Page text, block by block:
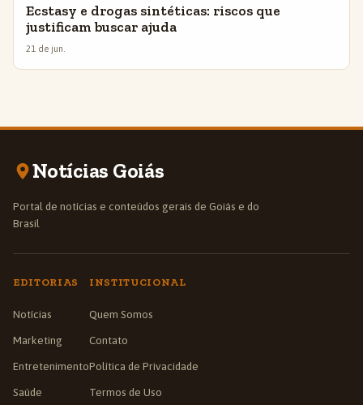
Ecstasy e drogas sintéticas: riscos que
justificam buscar ajuda
21 de jun.
Notícias Goiás
Portal de notícias e conteúdos gerais de Goiás e do
Brasil
EDITORIAS
Notícias
Marketing
Entretenimento
Saúde
INSTITUCIONAL
Quem Somos
Contato
Política de Privacidade
Termos de Uso